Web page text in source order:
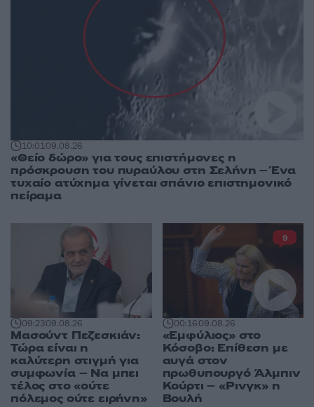
10:0109.08.26
«Θείο δώρο» για τους επιστήμονες η
πρόσκρουση του πυραύλου στη Σελήνη – Ένα
τυχαίο ατύχημα γίνεται σπάνιο επιστημονικό
πείραμα
09:2309.08.26
Μασούντ Πεζεσκιάν:
Τώρα είναι η
καλύτερη στιγμή για
συμφωνία – Να μπει
τέλος στο «ούτε
πόλεμος ούτε ειρήνη»
00:1609.08.26
«Εμφύλιος» στο
Κόσοβο: Επίθεση με
αυγά στον
πρωθυπουργό Άλμπιν
Κούρτι – «Ρινγκ» η
Βουλή
9